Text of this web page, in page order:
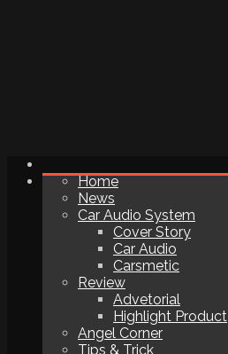
Home
News
Car Audio System
Cover Story
Car Audio
Carsmetic
Review
Advetorial
Highlight Product
Angel Corner
Tips & Trick